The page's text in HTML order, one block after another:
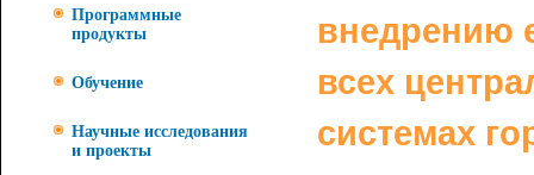
Программные
продукты
Обучение
Научные исследования
и проекты
внедрению
всех
системах